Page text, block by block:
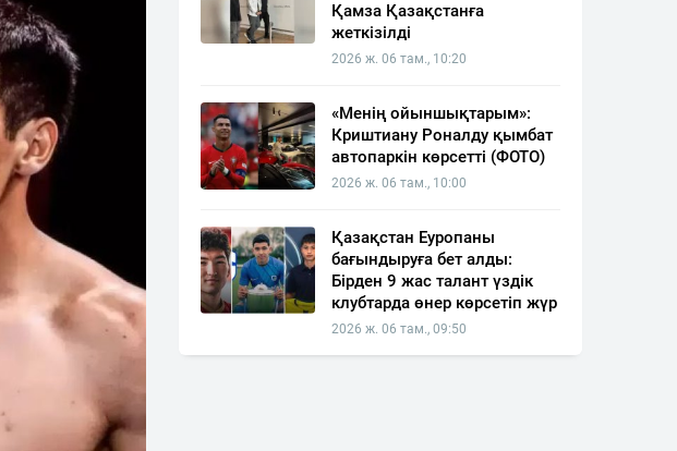
Қамза Қазақстанға
жеткізілді
2026 ж. 06 там., 10:20
«Менің ойыншықтарым»:
Криштиану Роналду қымбат
автопаркін көрсетті (ФОТО)
2026 ж. 06 там., 10:00
Қазақстан Еуропаны
бағындыруға бет алды:
Бірден 9 жас талант үздік
клубтарда өнер көрсетіп жүр
2026 ж. 06 там., 09:50